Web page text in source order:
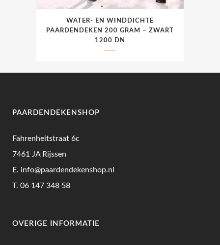
WATER- EN WINDDICHTE
PAARDENDEKEN 200 GRAM – ZWART
1200 DN
PAARDENDEKENSHOP
Fahrenheitstraat 6c
7461 JA Rijssen
E. info@paardendekenshop.nl
T. 06 147 348 58
OVERIGE INFORMATIE